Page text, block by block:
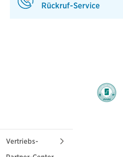
Rückruf-Service
Vertriebs-